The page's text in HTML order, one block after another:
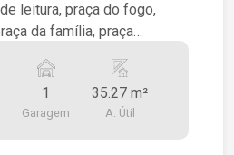
leitura, praça do fogo,
da família, praça
Unidades: 299 unidades
garagem: 339 vagas no
às unidades (199
1
Garagem
35.27 m²
A. Útil